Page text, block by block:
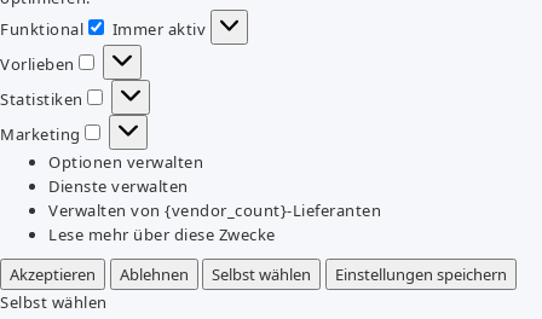
Funktional
Funktional
Immer aktiv
Vorlieben
Vorlieben
Statistiken
Statistiken
Marketing
Marketing
Optionen verwalten
Dienste verwalten
Verwalten von {vendor_count}-Lieferanten
Lese mehr über diese Zwecke
Akzeptieren
Ablehnen Selbst wählen
Einstellungen speichern
Selbst wählen